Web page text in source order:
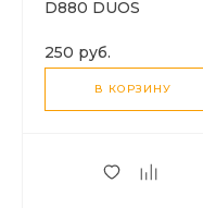
D880 DUOS
250 руб.
В КОРЗИНУ